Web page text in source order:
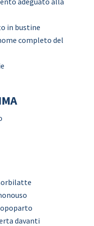
in bustine
completo del
davanti